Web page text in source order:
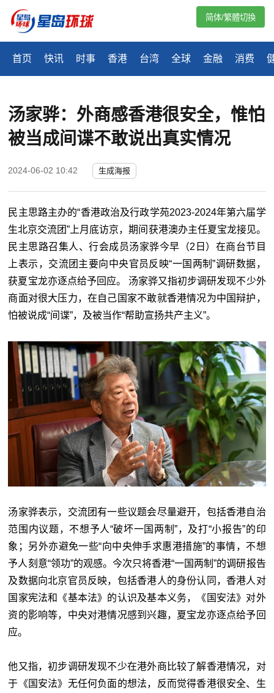
首页 快讯 时事 香港 台湾 全球 金融 消费
简体/繁體切換
汤家骅：外商感香港很安全，惟怕
被当成间谍不敢说出真实情况
2024-06-02 10:42 生成海报
民主思路主办的“香港政治及行政学苑2023-2024年第六届学
生北京交流团”上月底访京，期间获港澳办主任夏宝龙接见。
民主思路召集人、行会成员汤家骅今早（2日）在商台节目
上表示，交流团主要向中央官员反映“一国两制”调研数据，
获夏宝龙亦逐点给予回应。 汤家骅又指初步调研发现不少外
商面对很大压力，在自己国家不敢就香港情况为中国辩护，
怕被说成“间谍”，及被当作“帮助宣扬共产主义”。
汤家骅表示，交流团有一些议题会尽量避开，包括香港自治
范围内议题，不想予人“破坏一国两制”，及打“小报告”的印
象；另外亦避免一些“向中央伸手求惠港措施”的事情，不想
予人刻意“领功”的观感。今次只将香港“一国两制”的调研报告
及数据向北京官员反映，包括香港人的身份认同，香港人对
国家宪法和《基本法》的认识及基本义务，《国安法》对外
资的影响等，中央对港情况感到兴趣，夏宝龙亦逐点给予回
应。
他又指，初步调研发现不少在港外商比较了解香港情况，对
于《国安法》无任何负面的想法，反而觉得香港很安全、生